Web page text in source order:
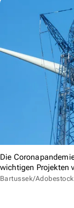
Die
wichtigen Projekten
Bartussek/Adobestock